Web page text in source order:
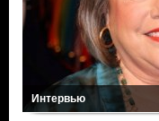
Интервью